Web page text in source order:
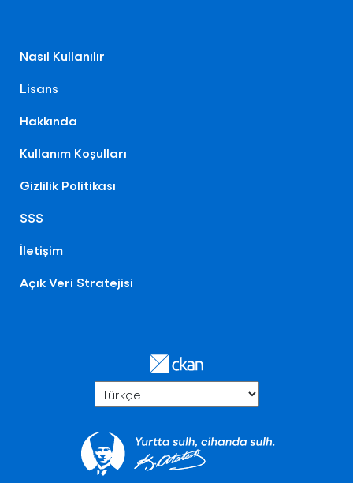
Nasıl Kullanılır
Lisans
Hakkında
Kullanım Koşulları
Gizlilik Politikası
SSS
İletişim
Açık Veri Stratejisi